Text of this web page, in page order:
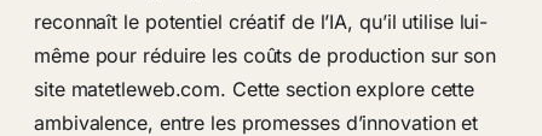
reconnaît le potentiel créatif de l’IA, qu’il utilise lui-
même pour réduire les coûts de production sur son
site matetleweb.com. Cette section explore cette
ambivalence, entre les promesses d’innovation et